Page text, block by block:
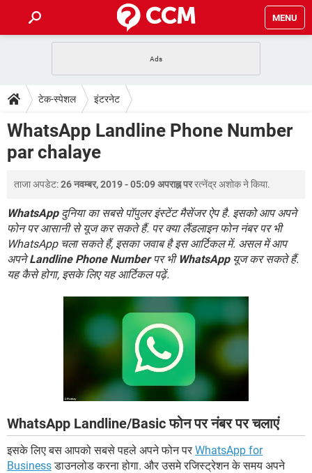
MENU
फोन पर अकाउंट बैलेंस चेक
WhatsApp Hack हो गया? Lucky Patcher यूज करें
टेक-स्पेशल
2020 के फ्री एंटीवायरस
बेस्ट फ्री ऑनलाइन गेम्स
डाउनलोड
Vidmate
FORUM
TikTok Account Freeze हो गया JioPhone में TikTok डाउनलोड
SBI बैंक अकाउंट नंबर पता करें
केबल और कनेक्टर्स कंप्यूटर बस
सीरियल और पैरलल पोर्ट
टेक-स्पेशल इंटरनेट
WhatsApp Landline Phone Number
par chalaye
ताजा अपडेट:26 नवम्बर, 2019 - 05:09 अपराह्न पररत्नेंद्र अशोकने किया.
WhatsAppदुनिया का सबसे पॉपुलर इंस्टेंट मैसेंजर ऐप है. इसको आप अपने
फोन पर आसानी से यूज कर सकते हैं. पर क्या लैंडलाइन फोन नंबर पर भी
WhatsApp चला सकते हैं, इसका जवाब है इस आर्टिकल में. असल में आप
अपनेLandline Phone Numberपर भी WhatsAppयूज कर सकते हैं.
यह कैसे होगा, इसके लिए यह आर्टिकल पढ़ें.
WhatsApp Landline/Basic फोन पर नंबर पर चलाएं
इसके लिए बस आपको सबसे पहले अपने फोन पर WhatsApp for
Businessडाउनलोड करना होगा. और उसमे रजिस्ट्रेशन के समय अपने